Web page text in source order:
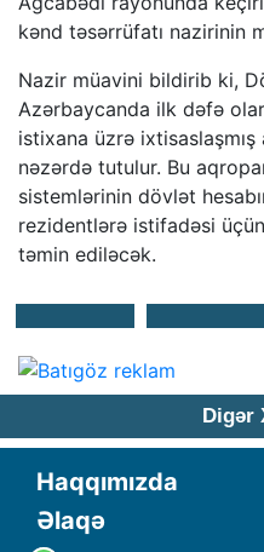
kənd təsərrüfatı nazirinin
Nazir müavini bildirib ki,
Azərbaycanda ilk dəfə
istixana üzrə ixtisaslaşmış
nəzərdə tutulur. Bu
sistemlərinin dövlət
rezidentlərə istifadəsi
təmin ediləcək.
Digər
Haqqımızda
Əlaqə